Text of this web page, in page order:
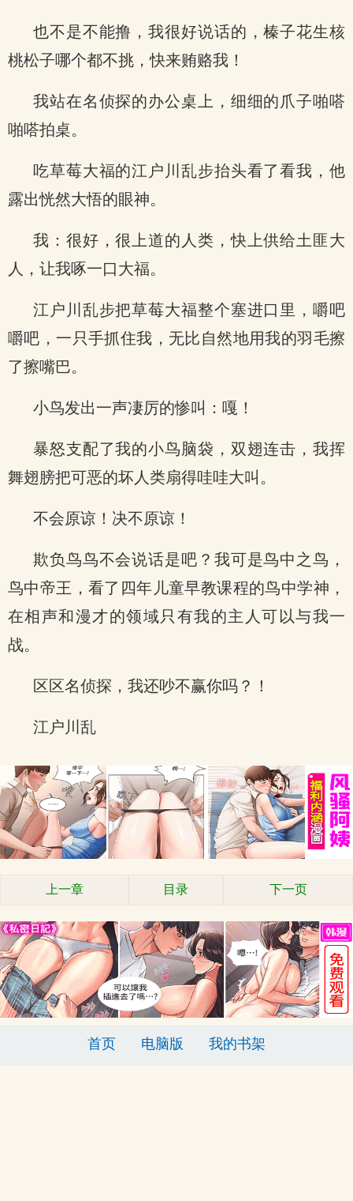
也不是不能撸，我很好说话的，榛子花生核
桃松子哪个都不挑，快来贿赂我！
我站在名侦探的办公桌上，细细的爪子啪嗒
啪嗒拍桌。
吃草莓大福的江户川乱步抬头看了看我，他
露出恍然大悟的眼神。
我：很好，很上道的人类，快上供给土匪大
人，让我啄一口大福。
江户川乱步把草莓大福整个塞进口里，嚼吧
嚼吧，一只手抓住我，无比自然地用我的羽毛擦
了擦嘴巴。
小鸟发出一声凄厉的惨叫：嘎！
暴怒支配了我的小鸟脑袋，双翅连击，我挥
舞翅膀把可恶的坏人类扇得哇哇大叫。
不会原谅！决不原谅！
欺负鸟鸟不会说话是吧？我可是鸟中之鸟，
鸟中帝王，看了四年儿童早教课程的鸟中学神，
在相声和漫才的领域只有我的主人可以与我一
战。
区区名侦探，我还吵不赢你吗？！
江户川乱
上一章 目录 下一页
首页 电脑版 我的书架